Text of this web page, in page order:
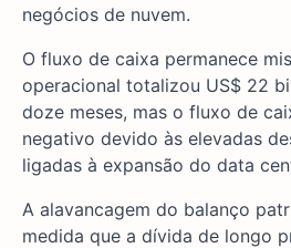
negócios de nuvem.
O fluxo de caixa permanece
operacional totalizou US$ 22
doze meses, mas o fluxo de
negativo devido às elevadas
ligadas à expansão do data
A alavancagem do balanço
medida que a dívida de longo